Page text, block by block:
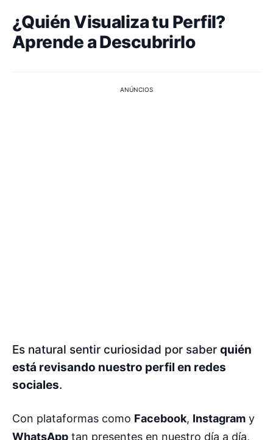
¿Quién Visualiza tu Perfil?
Aprende a Descubrirlo
ANÚNCIOS
Es natural sentir curiosidad por saber quién
está revisando nuestro perfil en redes
sociales.
Con plataformas como Facebook, Instagram y
WhatsApp tan presentes en nuestro día a día,